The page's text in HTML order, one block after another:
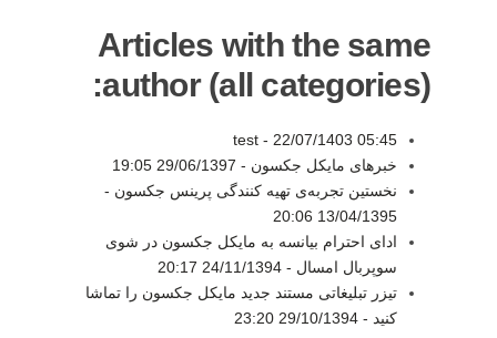
Articles with the same
author (all categories):
test - 22/07/1403 05:45
خبرهای مایکل جکسون - 29/06/1397 19:05
نخستین تجربه‌ی تهیه کنندگی پرینس جکسون -
13/04/1395 20:06
ادای احترام بیانسه به مایکل جکسون در شوی
سوپربال امسال - 24/11/1394 20:17
تیزر تبلیغاتی مستند جدید مایکل جکسون را تماشا
کنید - 29/10/1394 23:20